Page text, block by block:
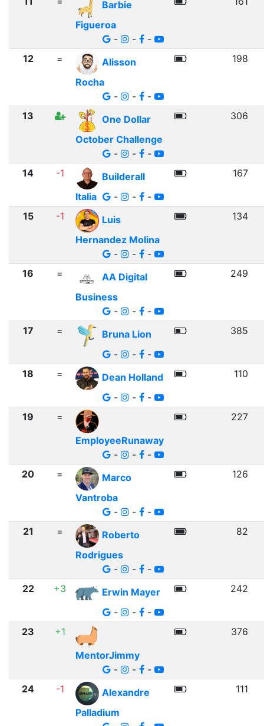
Barbie
Figueroa
-
- -
12 =
Alisson
Rocha
-
- -
198
13
One Dollar
October Challenge
-
- -
306
14 -1
Builderall
Italia
- - -
167
15 -1
Luis
Hernandez Molina
-
- -
134
16 =
AA Digital
Business
-
- -
249
17 =
Bruna Lion
-
- -
385
18 =
Dean Holland
-
- -
110
19
=
EmployeeRunaway
-
- -
227
20 =
Marco
Vantroba
-
- -
126
21 =
Roberto
Rodrigues
-
- -
82
22 +3
Erwin Mayer
-
- -
242
23
+1
MentorJimmy
-
- -
376
24 -1
Alexandre
Palladium
111